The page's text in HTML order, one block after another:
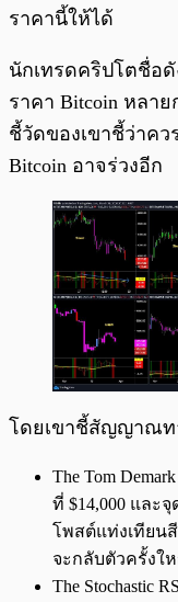
ราคานี้ให้ได้
นักเทรดคริปโตชื่อ
ราคา Bitcoin หลา
ชี้วัดของเขาชี้ว่าคว
Bitcoin อาจร่วงอีก
โดยเขาชี้สัญญาณท
The Tom
ที่ $14,000 และ
โพสต์แท่งเทียน
จะกลับตัวครั้งใ
The Stochastic